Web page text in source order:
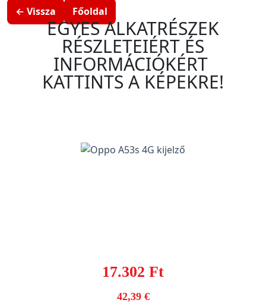
← Vissza Főoldal
EGYES ALKATRÉSZEK
RÉSZLETEIÉRT ÉS
INFORMÁCIÓKÉRT
KATTINTS A KÉPEKRE!
17.302 Ft
42,39 €